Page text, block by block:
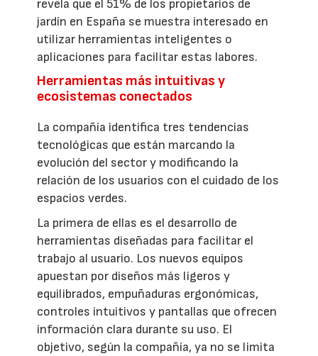
revela que el 51% de los propietarios de
jardín en España se muestra interesado en
utilizar herramientas inteligentes o
aplicaciones para facilitar estas labores.
Herramientas más intuitivas y
ecosistemas conectados
La compañía identifica tres tendencias
tecnológicas que están marcando la
evolución del sector y modificando la
relación de los usuarios con el cuidado de los
espacios verdes.
La primera de ellas es el desarrollo de
herramientas diseñadas para facilitar el
trabajo al usuario. Los nuevos equipos
apuestan por diseños más ligeros y
equilibrados, empuñaduras ergonómicas,
controles intuitivos y pantallas que ofrecen
información clara durante su uso. El
objetivo, según la compañía, ya no se limita